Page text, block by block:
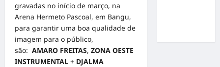
gravadas no início de março, na
Arena Hermeto Pascoal, em Bangu,
para garantir uma boa qualidade de
imagem para o público,
são: AMARO FREITAS, ZONA OESTE
INSTRUMENTAL + DJALMA